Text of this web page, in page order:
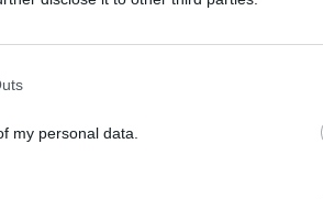
my personal data.
európai piacok közül egyedül a francia
tulajdonában van, amelynek a
Az FT információi szerint a Vodafone...